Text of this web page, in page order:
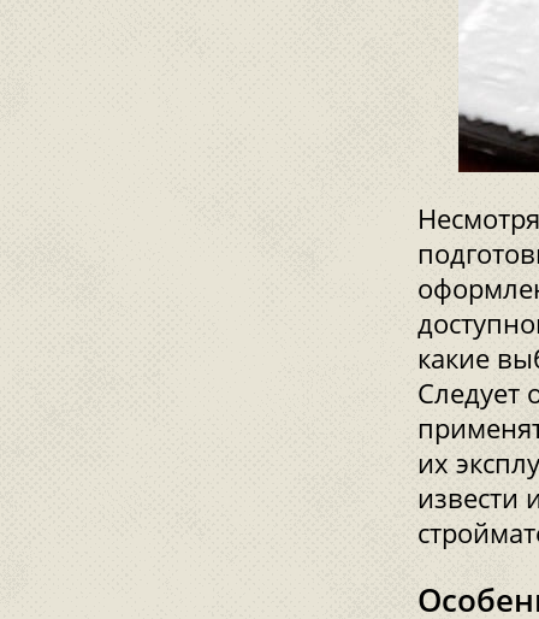
какие
Следует
их
извести